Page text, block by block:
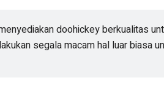
doohickey berkualitas
segala macam hal luar biasa